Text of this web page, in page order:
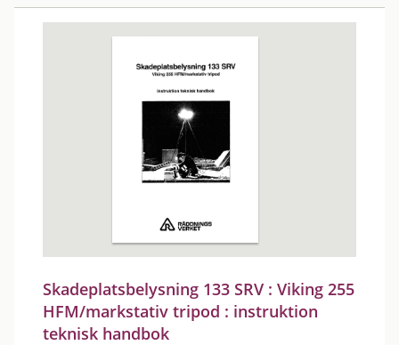
Skadeplatsbelysning 133 SRV : Viking 255
HFM/markstativ tripod : instruktion
teknisk handbok